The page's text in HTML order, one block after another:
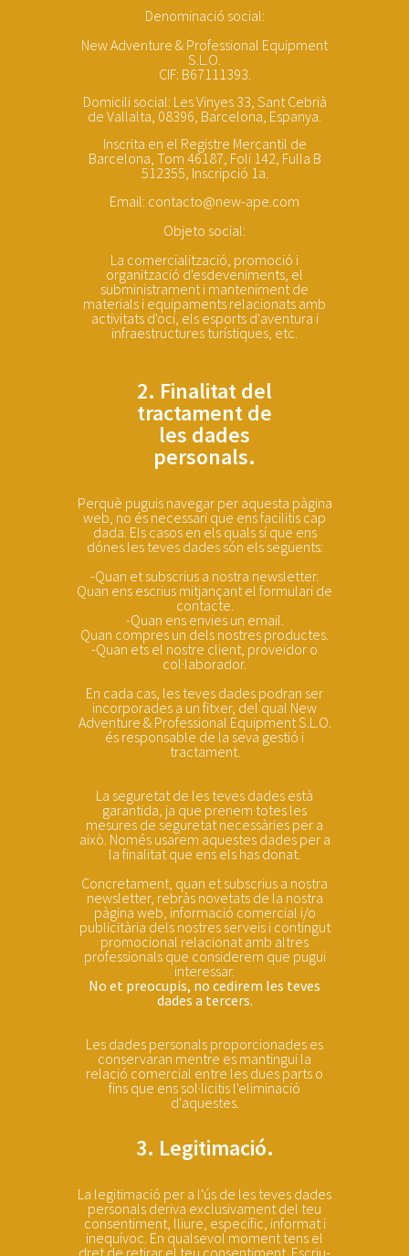
Denominació social:
New Adventure & Professional Equipment
S.L.O.
CIF: B67111393.
Domicili social: Les Vinyes 33, Sant Cebrià
de Vallalta, 08396, Barcelona, Espanya.
Inscrita en el Registre Mercantil de
Barcelona, Tom 46187, Foli 142, Fulla B
512355, Inscripció 1a.
Email: contacto@new-ape.com
Objeto social:
La comercialització, promoció i
organització d'esdeveniments, el
subministrament i manteniment de
materials i equipaments relacionats amb
activitats d'oci, els esports d'aventura i
infraestructures turístiques, etc.
2. Finalitat del
tractament de
les dades
personals.
Perquè puguis navegar per aquesta pàgina
web, no és necessari que ens facilitis cap
dada. Els casos en els quals sí que ens
dónes les teves dades són els següents:
-Quan et subscrius a nostra newsletter.
Quan ens escrius mitjançant el formulari de
contacte.
-Quan ens envies un email.
Quan compres un dels nostres productes.
-Quan ets el nostre client, proveïdor o
col·laborador.
En cada cas, les teves dades podran ser
incorporades a un fitxer, del qual New
Adventure & Professional Equipment S.L.O.
és responsable de la seva gestió i
tractament.
La seguretat de les teves dades està
garantida, ja que prenem totes les
mesures de seguretat necessàries per a
això. Només usarem aquestes dades per a
la finalitat que ens els has donat.
Concretament, quan et subscrius a nostra
newsletter, rebràs novetats de la nostra
pàgina web, informació comercial i/o
publicitària dels nostres serveis i contingut
promocional relacionat amb altres
professionals que considerem que pugui
interessar.
No et preocupis, no cedirem les teves
dades a tercers.
Les dades personals proporcionades es
conservaran mentre es mantingui la
relació comercial entre les dues parts o
fins que ens sol·licitis l'eliminació
d'aquestes.
3. Legitimació.
La legitimació per a l'ús de les teves dades
personals deriva exclusivament del teu
consentiment, lliure, específic, informat i
inequívoc. En qualsevol moment tens el